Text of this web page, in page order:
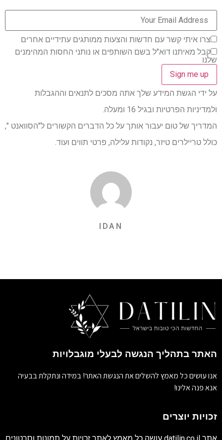
צרו איתי קשר עם חדשות והצעות ממותגים עתידיים אחרים
קבל מאיתנו דוא"ל בשם השותפים או נותני החסות המהימנים
שלנו
על ידי הגשת המידע שלך אתה מסכים לתנאים וההגבלות
ולמדיניות הפרטיות ובגיל 16 ומעלה.
המדריך של טום יעבור אותך על כל הדברים הקשורים ל"הסוואנט ",
כולל טריילרים טיזר, נקודות עלילה, פרטי תווים ועוד.
IDAN
האתר בתהליך הנגשה לבעלי מוגבלויות
אנו עושים כל מאמץ להשלים את הנגשת האתר! במידה ונתקלת בבעיה
אנא פנה אלינו!
זכויות יוצרים